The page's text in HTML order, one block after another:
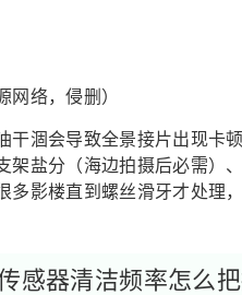
网络，侵删）
干涸会导致全景接片出现卡
架盐分（海边拍摄后必需）
多影楼直到螺丝滑牙才处理
感器清洁频率怎么